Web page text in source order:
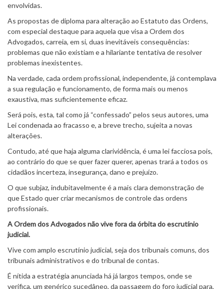
envolvidas.
As propostas de diploma para alteração ao Estatuto das Ordens,
com especial destaque para aquela que visa a Ordem dos
Advogados, carreia, em si, duas inevitáveis consequências:
problemas que não existiam e a hilariante tentativa de resolver
problemas inexistentes.
Na verdade, cada ordem profissional, independente, já contemplava
a sua regulação e funcionamento, de forma mais ou menos
exaustiva, mas suficientemente eficaz.
Será pois, esta, tal como já “confessado” pelos seus autores, uma
Lei condenada ao fracasso e, a breve trecho, sujeita a novas
alterações.
Contudo, até que haja alguma clarividência, é uma lei facciosa pois,
ao contrário do que se quer fazer querer, apenas trará a todos os
cidadãos incerteza, insegurança, dano e prejuízo.
O que subjaz, indubitavelmente é a mais clara demonstração de
que Estado quer criar mecanismos de controle das ordens
profissionais.
A Ordem dos Advogados não vive fora da órbita do escrutínio
judicial.
Vive com amplo escrutínio judicial, seja dos tribunais comuns, dos
tribunais administrativos e do tribunal de contas.
É nítida a estratégia anunciada há já largos tempos, onde se
verifica, um genérico sucedâneo, da passagem do foro judicial para,